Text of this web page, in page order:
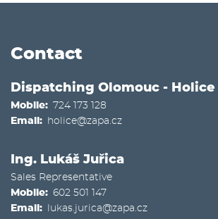
Contact
Dispatching Olomouc - Holice
Mobile
724 173 128
Email
holice@zapa.cz
Ing. Lukáš Juřica
Sales Representative
Mobile
602 501 147
Email
lukas.jurica@zapa.cz